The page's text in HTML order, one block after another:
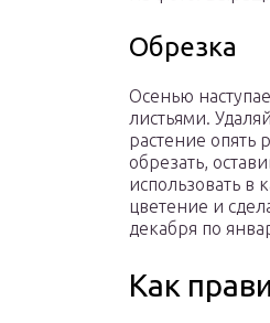
Обрезка
Осенью
листьями.
растение опять
обрезать,
использовать в
цветение и
декабря по
Как